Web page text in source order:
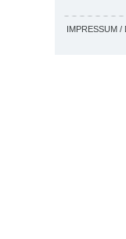
IMPRESSUM /